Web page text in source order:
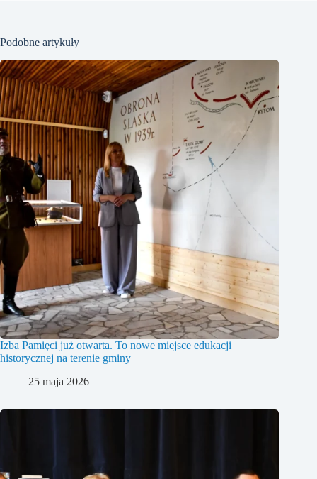
Podobne artykuły
Izba Pamięci już otwarta. To nowe miejsce edukacji
historycznej na terenie gminy
25 maja 2026